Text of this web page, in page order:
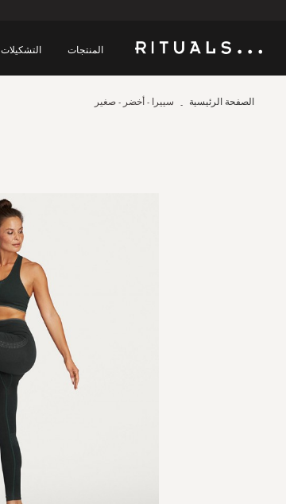
المنتجات التشكيلات
الصفحة الرئيسية سييرا - أخضر - صغير